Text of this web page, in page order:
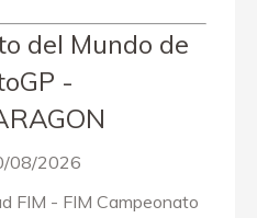
del Mundo de
-
08/2026
FIM - FIM Campeonato